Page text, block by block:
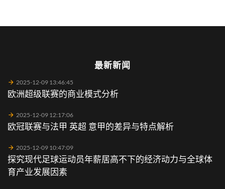
最新新闻
2025-12-09 13:46:45
欧洲超级联赛的商业模式分析
2025-12-09 12:17:06
欧冠联赛与法甲 英超 意甲的差异与特点解析
2025-12-09 10:47:09
探究现代足球运动员年薪居高不下的经济动力与全球体
育产业发展因素